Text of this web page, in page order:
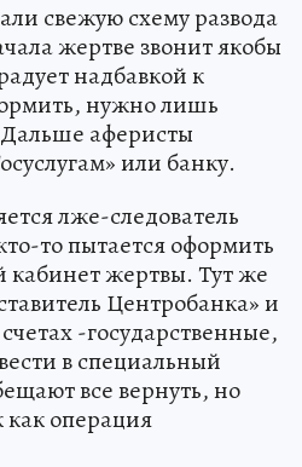
свежую схему развода
жертве звонит якобы
надбавкой к
нужно лишь
аферисты
или банку.
лже-следователь
то пытается оформить
кабинет жертвы. Тут же
Центробанка» и
-государственные,
в специальный
все вернуть, но
как операция